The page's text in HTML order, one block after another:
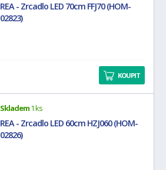
REA - Zrcadlo LED 70cm FFJ70 (HOM-
02823)
KOUPIT
Skladem1 ks
REA - Zrcadlo LED 60cm HZJ060 (HOM-
02826)